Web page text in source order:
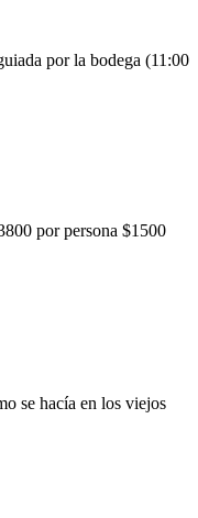
por la bodega (11:00
por persona $1500
se hacía en los viejos